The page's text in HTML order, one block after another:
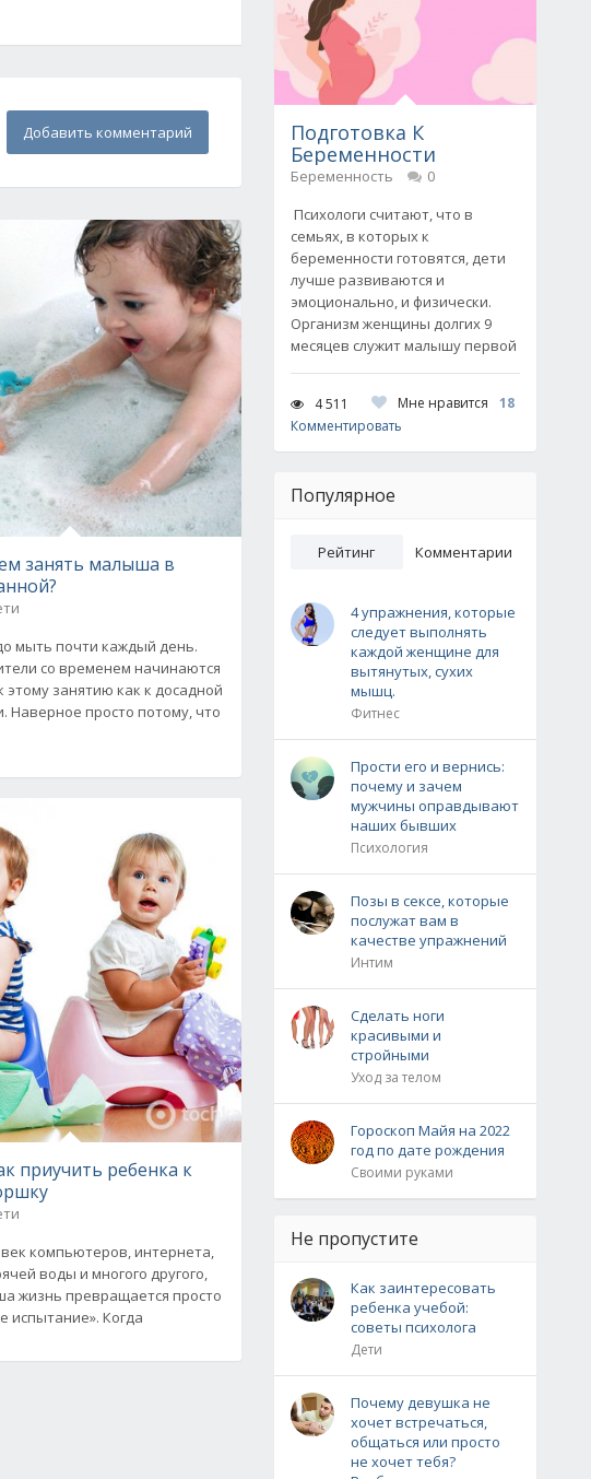
Добавить комментарий
занять малыша в
мыть почти каждый день.
со временем начинаются
этому занятию как к досадной
Наверное просто потому, что
приучить ребенка к
компьютеров, интернета,
воды и многого другого,
жизнь превращается просто
испытание». Когда
Подготовка К
Беременности
Беременность
0
Психологи считают, что в
семьях, в которых к
беременности готовятся, дети
лучше развиваются и
эмоционально, и физически.
Организм женщины долгих 9
месяцев служит малышу первой
4 511 Мне нравится
18
Комментировать
Популярное
Рейтинг Комментарии
4 упражнения, которые
следует выполнять
каждой женщине для
вытянутых, сухих
мышц.
Фитнес
Прости его и вернись:
почему и зачем
мужчины оправдывают
наших бывших
Психология
Позы в сексе, которые
послужат вам в
качестве упражнений
Интим
Сделать ноги
красивыми и
стройными
Уход за телом
Гороскоп Майя на 2022
год по дате рождения
Своими руками
Не пропустите
Как заинтересовать
ребенка учебой:
советы психолога
Дети
Почему девушка не
хочет встречаться,
общаться или просто
не хочет тебя?